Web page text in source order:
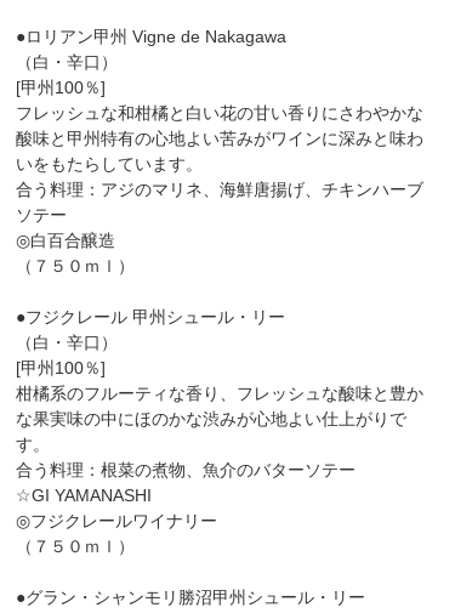
●ロリアン甲州 Vigne de Nakagawa
（白・辛口）
[甲州100％]
フレッシュな和柑橘と白い花の甘い香りにさわやかな
酸味と甲州特有の心地よい苦みがワインに深みと味わ
いをもたらしています。
合う料理：アジのマリネ、海鮮唐揚げ、チキンハーブ
ソテー
◎白百合醸造
（７５０ｍｌ）
●フジクレール 甲州シュール・リー
（白・辛口）
[甲州100％]
柑橘系のフルーティな香り、フレッシュな酸味と豊か
な果実味の中にほのかな渋みが心地よい仕上がりで
す。
合う料理：根菜の煮物、魚介のバターソテー
☆GI YAMANASHI
◎フジクレールワイナリー
（７５０ｍｌ）
●グラン・シャンモリ勝沼甲州シュール・リー